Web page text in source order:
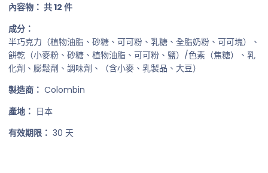
內容物： 共 12 件
成分：
半巧克力（植物油脂、砂糖、可可粉、乳糖、全脂奶粉、可可塊）、
餅乾（小麥粉、砂糖、植物油脂、可可粉、鹽）/色素（焦糖）、乳
化劑、膨鬆劑、調味劑、（含小麥、乳製品、大豆）
製造商： Colombin
產地： 日本
有效期限： 30 天